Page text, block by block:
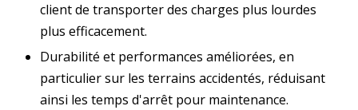
client de transporter des charges plus lourdes
plus efficacement.
Durabilité et performances améliorées, en
particulier sur les terrains accidentés, réduisant
ainsi les temps d'arrêt pour maintenance.